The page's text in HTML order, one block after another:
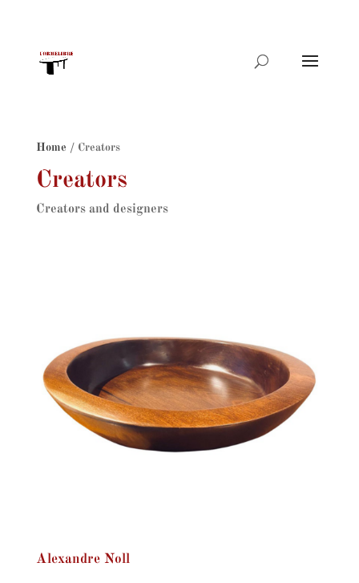
Home / Creators
Creators
Creators and designers
Alexandre Noll